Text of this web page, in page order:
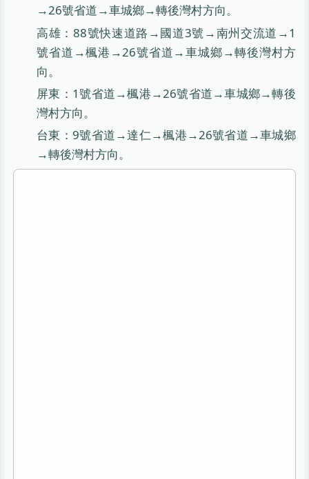
→26號省道→車城鄉→轉後灣村方向。
高雄：88號快速道路→國道3號→南州交流道→1
號省道→楓港→26號省道→車城鄉→轉後灣村方
向。
屏東：1號省道→楓港→26號省道→車城鄉→轉後
灣村方向。
台東：9號省道→達仁→楓港→26號省道→車城鄉
→轉後灣村方向。